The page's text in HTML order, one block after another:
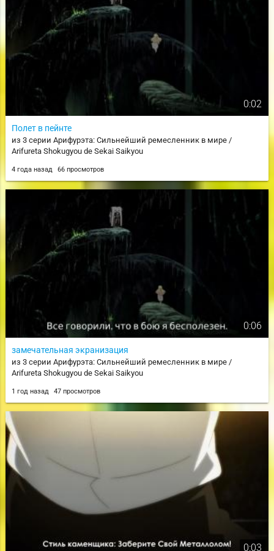
0:02
Полет в пейнте
из 3 серии Арифурэта: Сильнейший ремесленник в мире /
Arifureta Shokugyou de Sekai Saikyou
4 года назад 66 просмотров
0:06
замечательная экранизация
из 3 серии Арифурэта: Сильнейший ремесленник в мире /
Arifureta Shokugyou de Sekai Saikyou
1 год назад 47 просмотров
0:03